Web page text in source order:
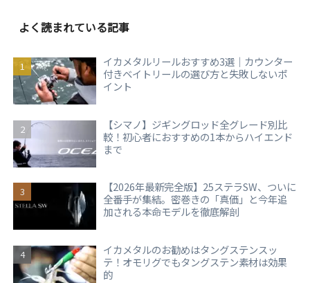
よく読まれている記事
イカメタルリールおすすめ3選｜カウンター
付きベイトリールの選び方と失敗しないポ
イント
【シマノ】ジギングロッド全グレード別比
較！初心者におすすめの1本からハイエンド
まで
【2026年最新完全版】25ステラSW、ついに
全番手が集結。密巻きの「真価」と今年追
加される本命モデルを徹底解剖
イカメタルのお勧めはタングステンスッ
テ！オモリグでもタングステン素材は効果
的